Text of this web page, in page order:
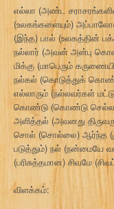
எல்லா (அண்ட
(உலகங்களையும்)
(இந்த) பால் (உலகத்தின்
நல்லார் (அவன் அன்பு
மிக்கு (மாபெரும்
நல்கல் (கொடுத்துக்
எல்லாரும் (நல்லவர்கள்
கொண்டு (கொண்டு செல்ல
அளித்தல் (அவனது
சொல் (சொல்லை) ஆர்ந்த
படுத்தும்) நல் (நன்மையே
(பரிசுத்தமான) சிவமே
விளக்கம்: